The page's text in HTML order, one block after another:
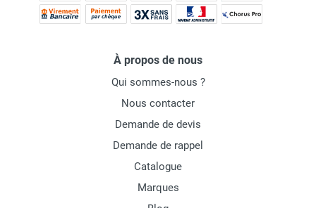
À propos de nous
Qui sommes-nous ?
Nous contacter
Demande de devis
Demande de rappel
Catalogue
Marques